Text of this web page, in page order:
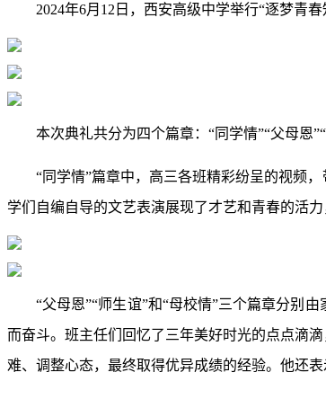
2024年6月12日，西安高级中学举行“逐梦青
本次典礼共分为四个篇章：“同学情”“父母恩”“
“同学情”篇章中，高三各班精彩纷呈的视频
学们自编自导的文艺表演展现了才艺和青春的活
“父母恩”“师生谊”和“母校情”三个篇章分别
而奋斗。班主任们回忆了三年美好时光的点点滴
难、调整心态，最终取得优异成绩的经验。他还